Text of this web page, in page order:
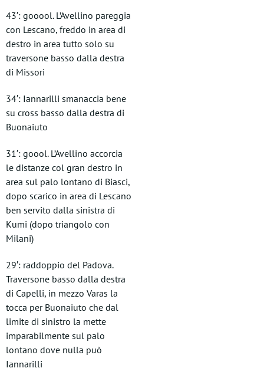
43′: gooool. L’Avellino pareggia
con Lescano, freddo in area di
destro in area tutto solo su
traversone basso dalla destra
di Missori
34′: Iannarilli smanaccia bene
su cross basso dalla destra di
Buonaiuto
31′: goool. L’Avellino accorcia
le distanze col gran destro in
area sul palo lontano di Biasci,
dopo scarico in area di Lescano
ben servito dalla sinistra di
Kumi (dopo triangolo con
Milani)
29′: raddoppio del Padova.
Traversone basso dalla destra
di Capelli, in mezzo Varas la
tocca per Buonaiuto che dal
limite di sinistro la mette
imparabilmente sul palo
lontano dove nulla può
Iannarilli